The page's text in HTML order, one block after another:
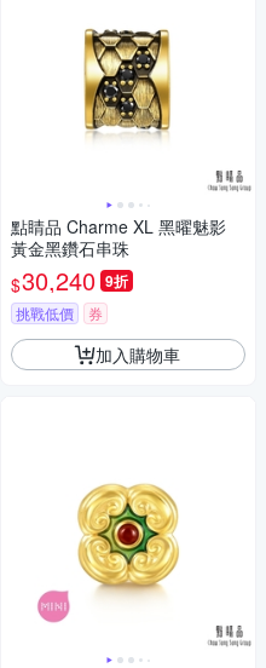
點睛品 Charme XL 黑曜魅影
黃金黑鑽石串珠
$30,240 9折
挑戰低價 券
加入購物車